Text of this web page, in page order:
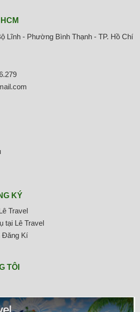
Lĩnh - Phường Bình Thạnh - TP. Hồ Chí
KÝ
Travel
tại Lê Travel
Đăng Kí
TÔI